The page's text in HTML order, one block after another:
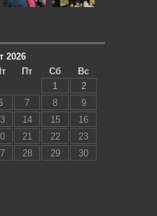
2026
Пт Сб
Вс
1
2
7 8
9
14 15
16
21 22
23
28 29
30